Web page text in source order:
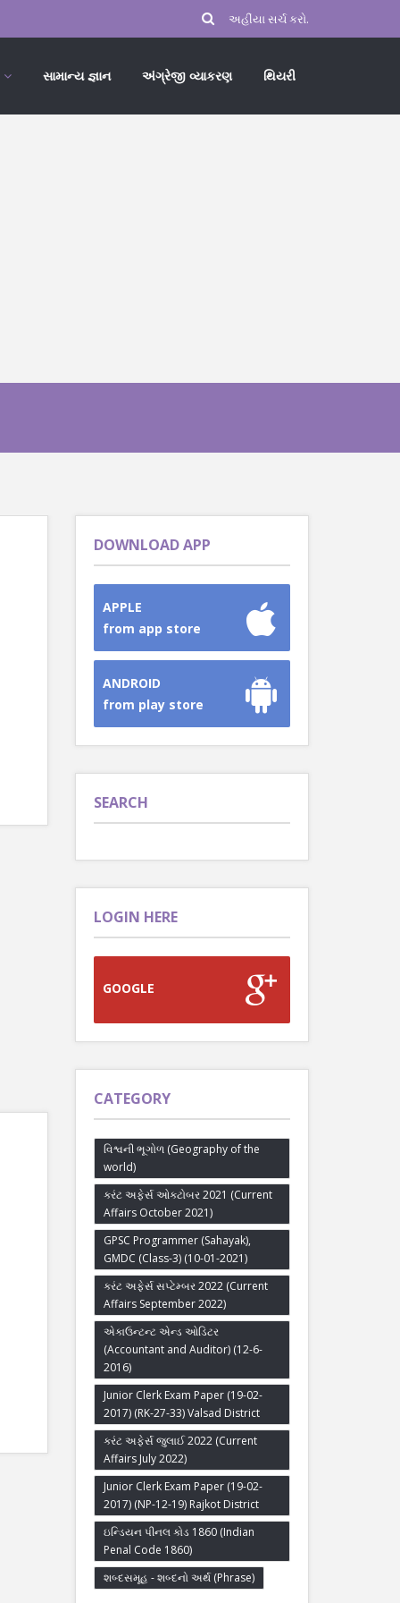
સામાન્ય જ્ઞાન અંગ્રેજી વ્યાકરણ થિયરી
DOWNLOAD APP
APPLE
from app store
ANDROID
from play store
SEARCH
LOGIN HERE
GOOGLE
CATEGORY
વિશ્વની ભૂગોળ (Geography of the
world)
કરંટ અફેર્સ ઓક્ટોબર 2021 (Current
Affairs October 2021)
GPSC Programmer (Sahayak),
GMDC (Class-3) (10-01-2021)
કરંટ અફેર્સ સપ્ટેમ્બર 2022 (Current
Affairs September 2022)
એકાઉન્ટન્ટ એન્ડ ઓડિટર
(Accountant and Auditor) (12-6-
2016)
Junior Clerk Exam Paper (19-02-
2017) (RK-27-33) Valsad District
કરંટ અફેર્સ જુલાઈ 2022 (Current
Affairs July 2022)
Junior Clerk Exam Paper (19-02-
2017) (NP-12-19) Rajkot District
ઇન્ડિયન પીનલ કોડ 1860 (Indian
Penal Code 1860)
શબ્દસમૂહ - શબ્દનો અર્થ (Phrase)